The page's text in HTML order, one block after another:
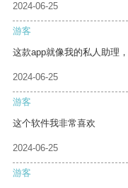
2024-06-25
游客
这款app就像我的私人助理
2024-06-25
游客
这个软件我非常喜欢
2024-06-25
游客